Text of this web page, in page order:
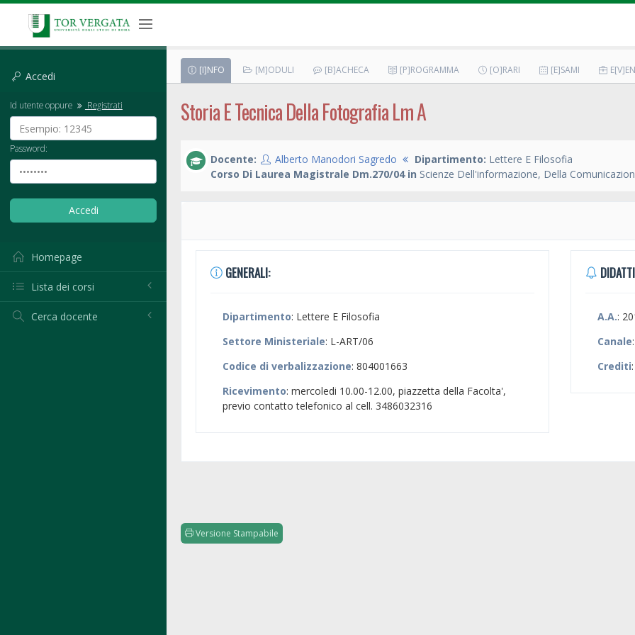
Accedi
Id utente oppure Registrati
Password:
Homepage
Lista dei corsi
Cerca docente
[I]NFO [M]ODULI [B]ACHECA [P]ROGRAMMA [O]RARI [E]SAMI
Storia E Tecnica Della Fotografia Lm A
Docente: Alberto Manodori Sagredo Dipartimento: Lettere E Filosofia
Corso Di Laurea Magistrale Dm.270/04 in Scienze Dell'informazione, Della
GENERALI:
Dipartimento: Lettere E Filosofia
Settore Ministeriale: L-ART/06
Codice di verbalizzazione: 804001663
Ricevimento: mercoledi 10.00-12.00, piazzetta della Facolta',
previo contatto telefonico al cell. 3486032316
A.A.:
Canale
Crediti
Versione Stampabile